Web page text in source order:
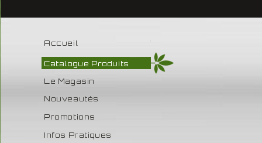
Accueil
Catalogue Produits
Le Magasin
Nouveautés
Promotions
Infos Pratiques